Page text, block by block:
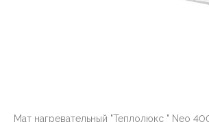
Мат нагревательный "Теплолюкс " Neo